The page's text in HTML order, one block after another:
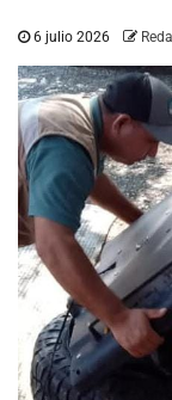
6 julio 2026